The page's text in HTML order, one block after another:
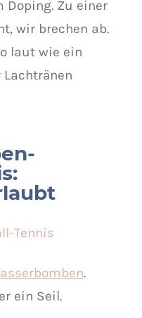
Doping. Zu einer
wir brechen ab.
laut wie ein
.
ein Seil.